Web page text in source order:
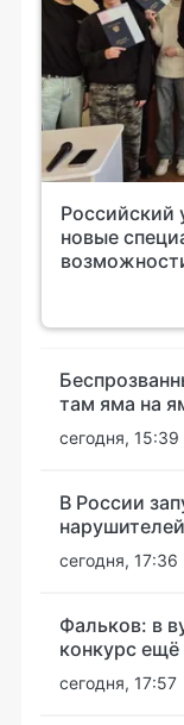
Российский
новые
там яма на
сегодня, 15:39
В России
сегодня, 17:36
Фальков: в
конкурс
сегодня, 17:57